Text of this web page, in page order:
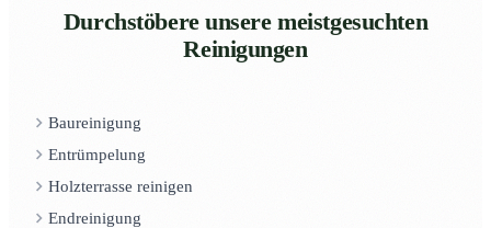
Durchstöbere unsere meistgesuchten
Reinigungen
Baureinigung
Entrümpelung
Holzterrasse reinigen
Endreinigung